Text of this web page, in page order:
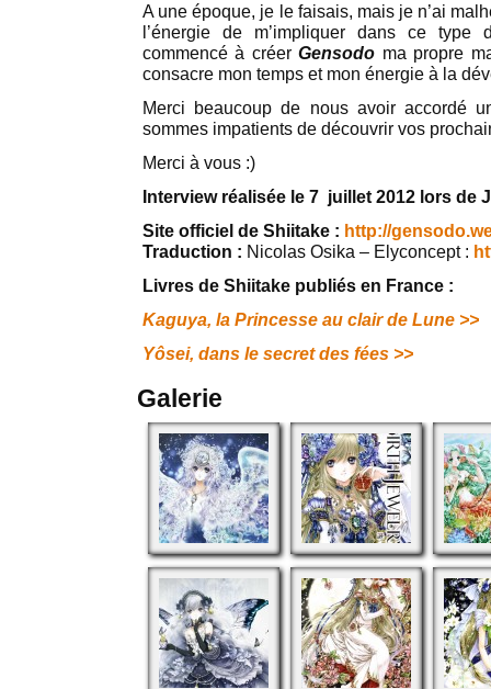
A une époque, je le faisais, mais je n’ai
l’énergie de m’impliquer dans ce type
commencé à créerGensodo ma propre
consacre mon temps et mon énergie à la
Merci beaucoup de nous avoir accordé
sommes impatients de découvrir vos
Merci à vous :)
Interview réalisée le 7 juillet 2012 lors de
Site officiel de Shiitake : http://
Traduction : Nicolas Osika – Elyconcept :
Livres de Shiitake publiés en France :
Kaguya, la Princesse au clair de Lune >>
Yôsei, dans le secret des fées >>
Galerie